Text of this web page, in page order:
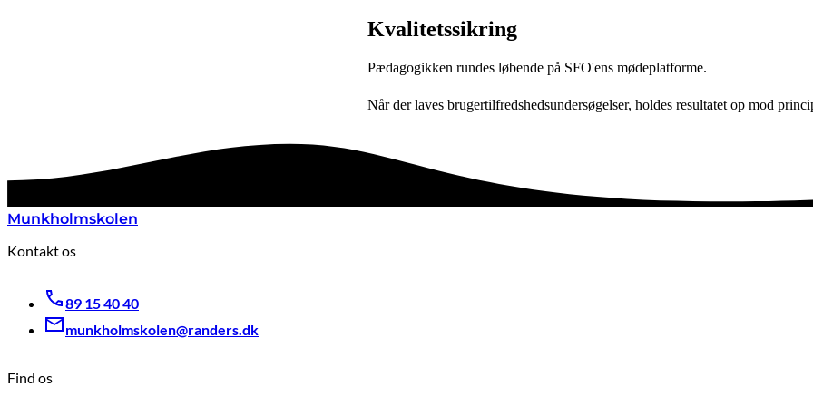
Kvalitetssikring
Pædagogikken rundes løbende på SFO'ens mødeplatforme.
Når der laves brugertilfredshedsundersøgelser, holdes resultatet op mod
Munkholmskolen
Kontakt os
89 15 40 40
munkholmskolen@randers.dk
Find os